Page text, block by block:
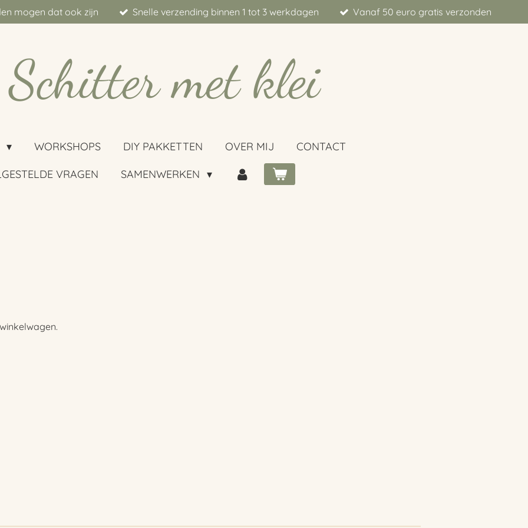
mogen dat ook zijn Snelle verzending binnen 1 tot 3 werkdagen Vanaf 50 euro gratis verzonden
Schitter met klei
WORKSHOPS DIY PAKKETTEN OVER MIJ CONTACT
VRAGEN SAMENWERKEN